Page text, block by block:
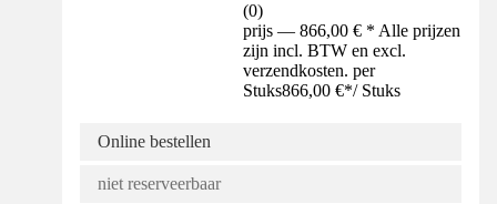
(0)
prijs — 866,00 € * Alle prijzen
zijn incl. BTW en excl.
verzendkosten. per
Stuks866,00 €*/ Stuks
Online bestellen
niet reserveerbaar